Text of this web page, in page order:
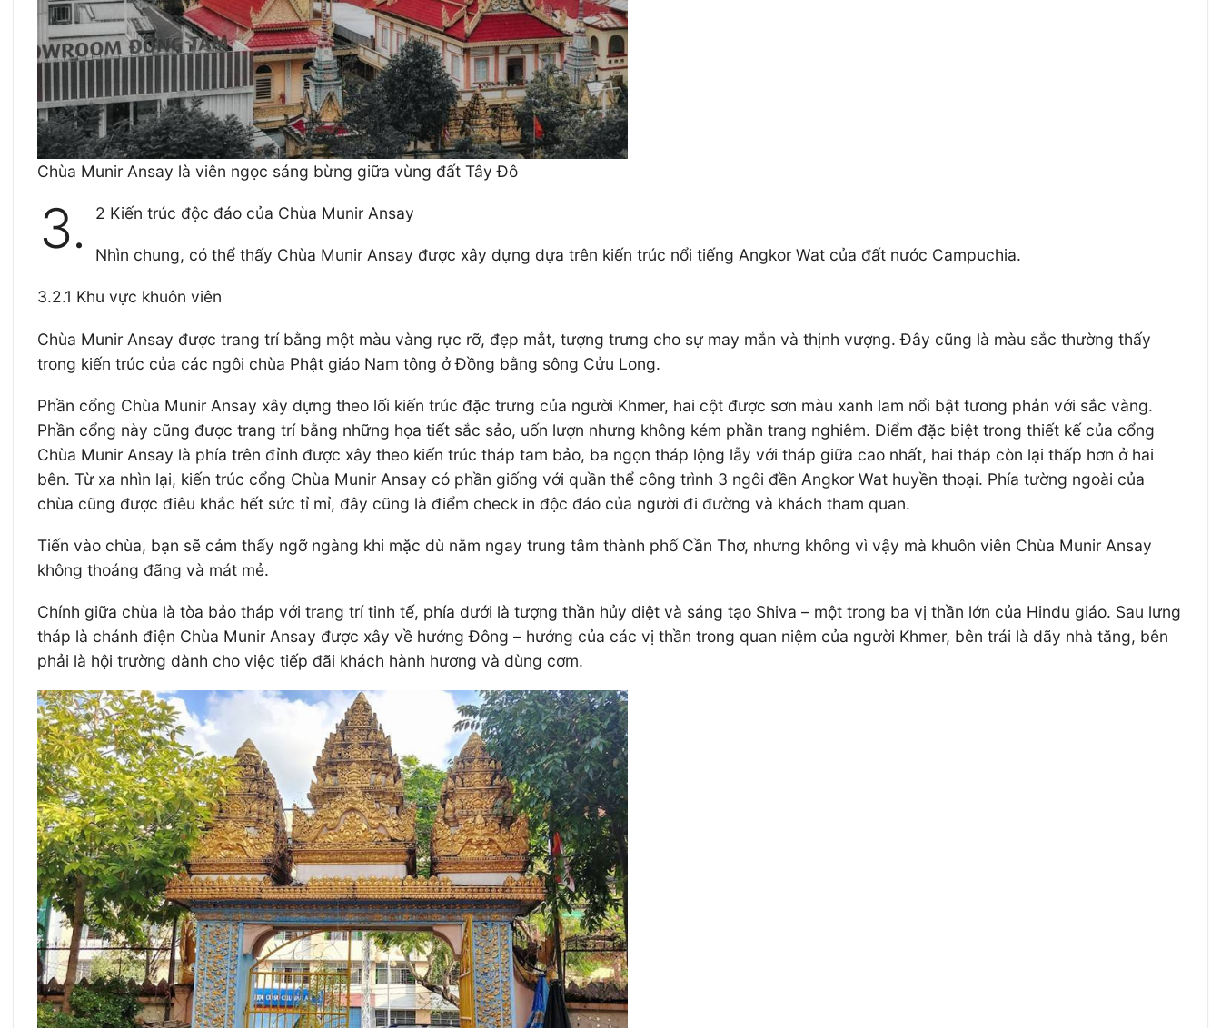
Chùa Munir Ansay là viên ngọc sáng bừng giữa vùng đất Tây Đô
3. 2 Kiến trúc độc đáo của Chùa Munir Ansay
Nhìn chung, có thể thấy Chùa Munir Ansay được xây dựng dựa trên kiến trúc nổi tiếng Angkor Wat của đất nước Campuchia.
3.2.1 Khu vực khuôn viên
Chùa Munir Ansay được trang trí bằng một màu vàng rực rỡ, đẹp mắt, tượng trưng cho sự may mắn và thịnh vượng. Đây cũng là màu sắc thường thấy
trong kiến trúc của các ngôi chùa Phật giáo Nam tông ở Đồng bằng sông Cửu Long.
Phần cổng Chùa Munir Ansay xây dựng theo lối kiến trúc đặc trưng của người Khmer, hai cột được sơn màu xanh lam nổi bật tương phản với sắc vàng.
Phần cổng này cũng được trang trí bằng những họa tiết sắc sảo, uốn lượn nhưng không kém phần trang nghiêm. Điểm đặc biệt trong thiết kế của cổng
Chùa Munir Ansay là phía trên đỉnh được xây theo kiến trúc tháp tam bảo, ba ngọn tháp lộng lẫy với tháp giữa cao nhất, hai tháp còn lại thấp hơn ở hai
bên. Từ xa nhìn lại, kiến trúc cổng Chùa Munir Ansay có phần giống với quần thể công trình 3 ngôi đền Angkor Wat huyền thoại. Phía tường ngoài của
chùa cũng được điêu khắc hết sức tỉ mỉ, đây cũng là điểm check in độc đáo của người đi đường và khách tham quan.
Tiến vào chùa, bạn sẽ cảm thấy ngỡ ngàng khi mặc dù nằm ngay trung tâm thành phố Cần Thơ, nhưng không vì vậy mà khuôn viên Chùa Munir Ansay
không thoáng đãng và mát mẻ.
Chính giữa chùa là tòa bảo tháp với trang trí tinh tế, phía dưới là tượng thần hủy diệt và sáng tạo Shiva – một trong ba vị thần lớn của Hindu giáo. Sau lưng
tháp là chánh điện Chùa Munir Ansay được xây về hướng Đông – hướng của các vị thần trong quan niệm của người Khmer, bên trái là dãy nhà tăng, bên
phải là hội trường dành cho việc tiếp đãi khách hành hương và dùng cơm.